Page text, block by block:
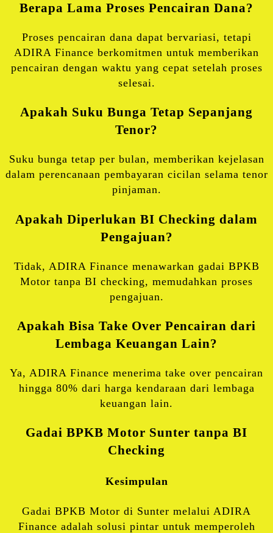
Berapa Lama Proses Pencairan Dana?
Proses pencairan dana dapat bervariasi, tetapi
ADIRA Finance berkomitmen untuk memberikan
pencairan dengan waktu yang cepat setelah proses
selesai.
Apakah Suku Bunga Tetap Sepanjang
Tenor?
Suku bunga tetap per bulan, memberikan kejelasan
dalam perencanaan pembayaran cicilan selama tenor
pinjaman.
Apakah Diperlukan BI Checking dalam
Pengajuan?
Tidak, ADIRA Finance menawarkan gadai BPKB
Motor tanpa BI checking, memudahkan proses
pengajuan.
Apakah Bisa Take Over Pencairan dari
Lembaga Keuangan Lain?
Ya, ADIRA Finance menerima take over pencairan
hingga 80% dari harga kendaraan dari lembaga
keuangan lain.
Gadai BPKB Motor Sunter tanpa BI
Checking
Kesimpulan
Gadai BPKB Motor di Sunter melalui ADIRA
Finance adalah solusi pintar untuk memperoleh